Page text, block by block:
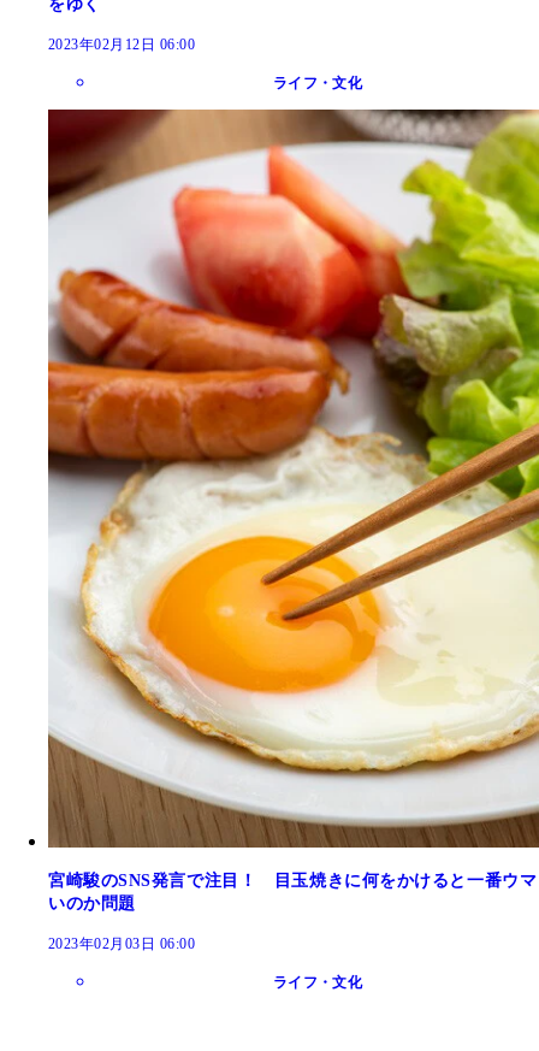
をゆく
2023年02月12日 06:00
ライフ・文化
宮崎駿のSNS発言で注目！ 目玉焼きに何をかけると一番ウマ
いのか問題
2023年02月03日 06:00
ライフ・文化